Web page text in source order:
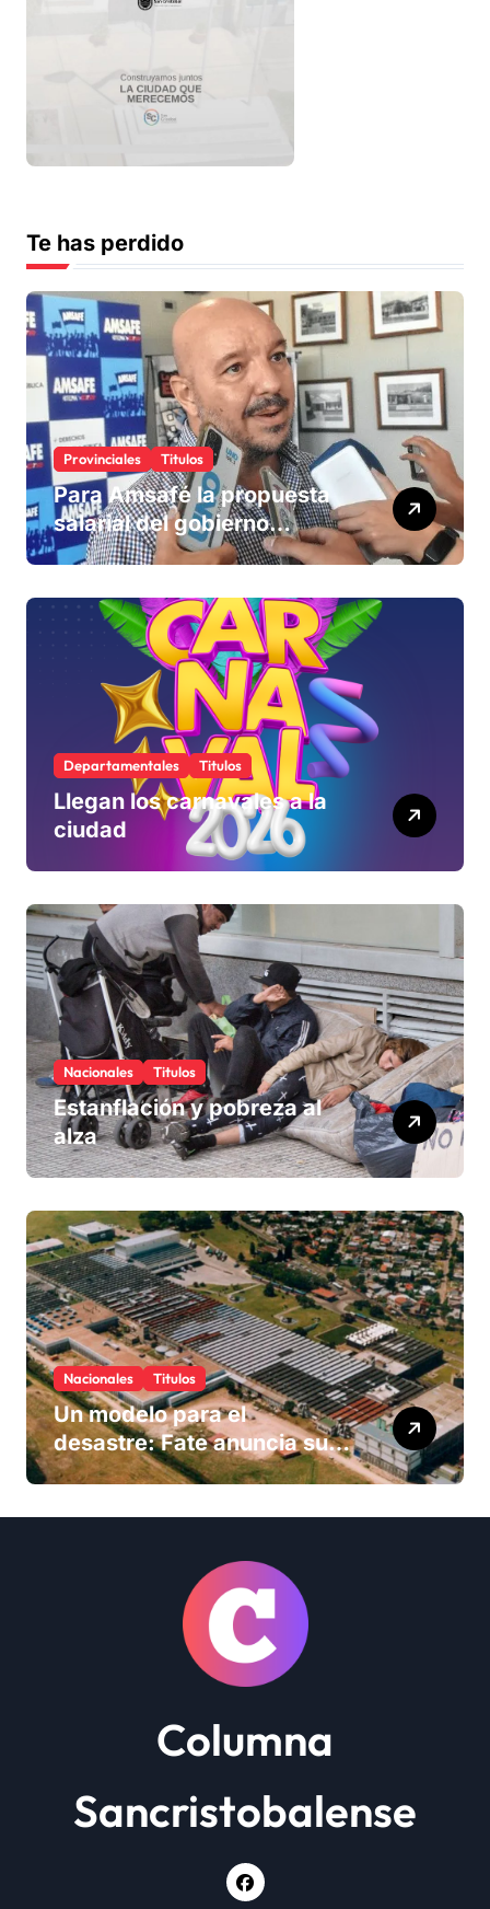
Te has perdido
Provinciales Titulos
Para Amsafé la propuesta
salarial del gobierno
«queda corta» y el viernes
rechaza
Departamentales Titulos
Llegan los carnavales a la
ciudad
Nacionales Titulos
Estanflación y pobreza al
alza
Nacionales Titulos
Un modelo para el
desastre: Fate anuncia su
cierre definitivo y despide a
Columna
Sancristobalense